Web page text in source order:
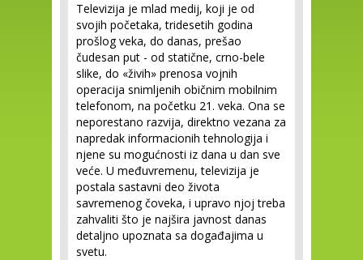
Televizija je mlad medij, koji je od
svojih početaka, tridesetih godina
prošlog veka, do danas, prešao
čudesan put - od statične, crno-bele
slike, do «živih» prenosa vojnih
operacija snimljenih običnim mobilnim
telefonom, na početku 21. veka. Ona se
neporestano razvija, direktno vezana za
napredak informacionih tehnologija i
njene su mogućnosti iz dana u dan sve
veće. U međuvremenu, televizija je
postala sastavni deo života
savremenog čoveka, i upravo njoj treba
zahvaliti što je najšira javnost danas
detaljno upoznata sa događajima u
svetu.